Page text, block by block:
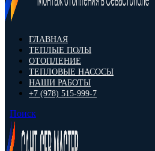
ГЛАВНАЯ
ТЕПЛЫЕ ПОЛЫ
ОТОПЛЕНИЕ
ТЕПЛОВЫЕ НАСОСЫ
НАШИ РАБОТЫ
+7 (978) 515-999-7
Поиск